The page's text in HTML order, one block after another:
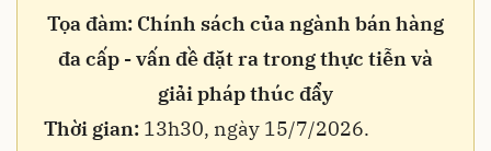
Tọa đàm: Chính sách của ngành bán hàng
đa cấp - vấn đề đặt ra trong thực tiễn và
giải pháp thúc đẩy
Thời gian: 13h30, ngày 15/7/2026.